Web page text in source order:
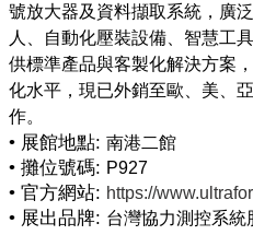
號放大器及資料擷取系統，廣
人、自動化壓裝設備、智慧工
供標準產品與客製化解決方案
化水平，現已外銷至歐、美、
• 展館地點: 南港二館
• 攤位號碼: P927
• 官方網站: https://
• 展出品牌: 台灣協力測控系統